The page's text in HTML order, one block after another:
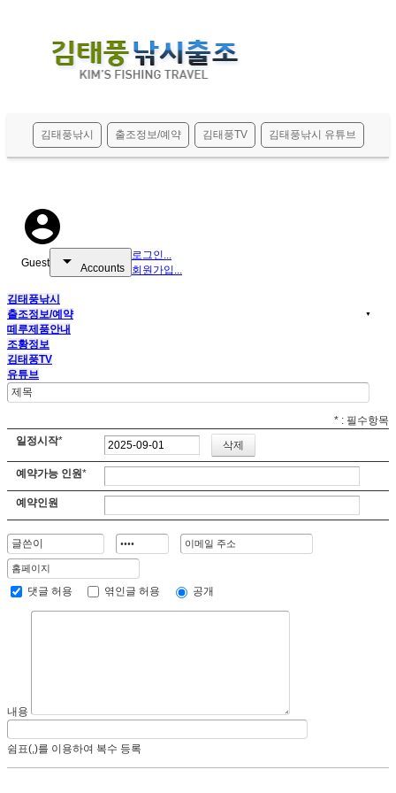
김태풍낚시 출조정보/예약 김태풍TV 김태풍낚시 유튜브
account_circle
Guest arrow_drop_down Accounts
로그인...
회원가입...
김태풍낚시
▼
출조정보/예약
떼루제품안내
조황정보
김태풍TV
유튜브
* : 필수항목
일정시작*
예약가능 인원*
예약인원
댓글 허용 엮인글 허용 공개
내용
쉼표(,)를 이용하여 복수 등록